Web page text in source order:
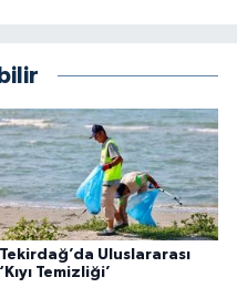
Tekirdağ’da Uluslararası
‘Kıyı Temizliği’